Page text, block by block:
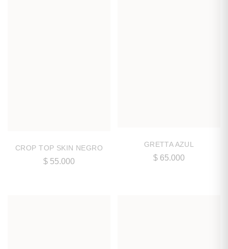
CROP TOP SKIN NEGRO
$ 55.000
GRETTA AZUL
$ 65.000